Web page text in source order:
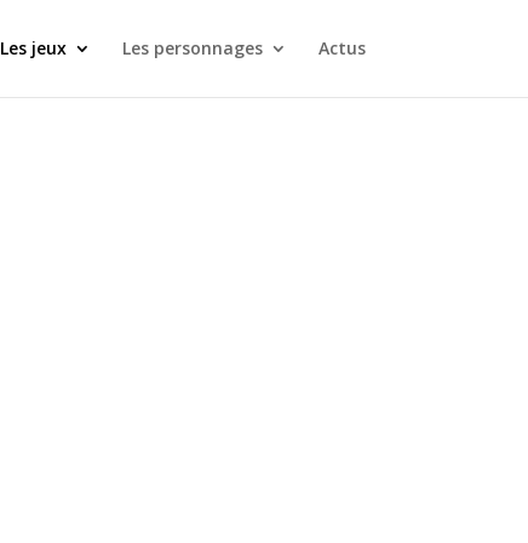
Les jeux Les personnages Actus